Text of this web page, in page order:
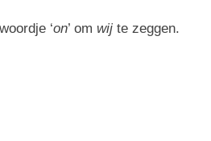
‘on’ om wij te zeggen.